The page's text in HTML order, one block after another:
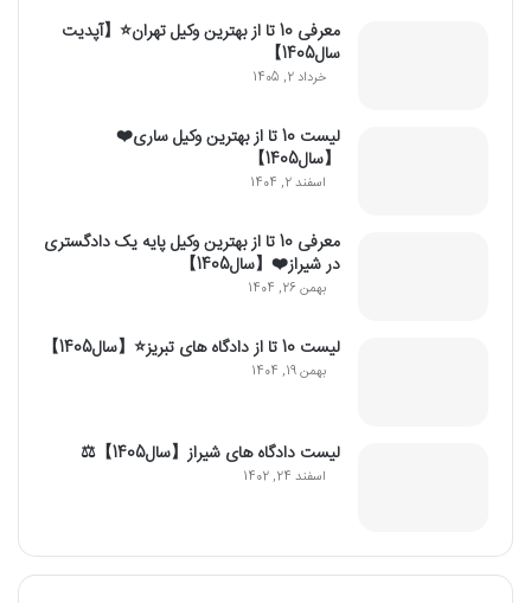
معرفی 10 تا از بهترین وکیل تهران⭐【آپدیت
سال1405】
خرداد 2, 1405
لیست 10 تا از بهترین وکیل ساری❤️
【سال1405】
اسفند 2, 1404
معرفی 10 تا از بهترین وکیل پایه یک دادگستری
در شیراز❤️【سال1405】
بهمن 26, 1404
لیست 10 تا از دادگاه های تبریز⭐【سال1405】
بهمن 19, 1404
لیست دادگاه های شیراز【سال1405】⚖️
اسفند 24, 1402